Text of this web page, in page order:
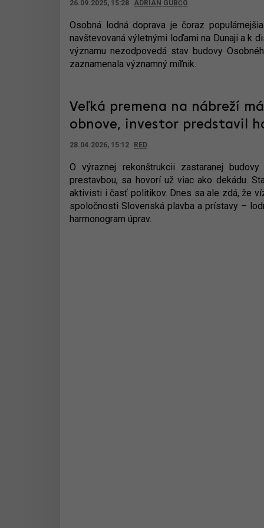
26.09.2025, 15:28 ADRIAN GUBČO
Osobná lodná doprava je čoraz
navštevovaná výletnými loďami na Dunaji a k
významu nezodpovedá stav budovy
zaznamenala významný míľnik.
Veľká premena na nábreží
obnove, investor predstavil
28.04.2026, 15:12 RED
O výraznej rekonštrukcii zastaranej
prestavbou, sa hovorí už viac ako dekádu.
aktivisti i časť politikov. Dnes sa ale zdá, že
spoločnosti Slovenská plavba a prístavy –
harmonogram úprav.